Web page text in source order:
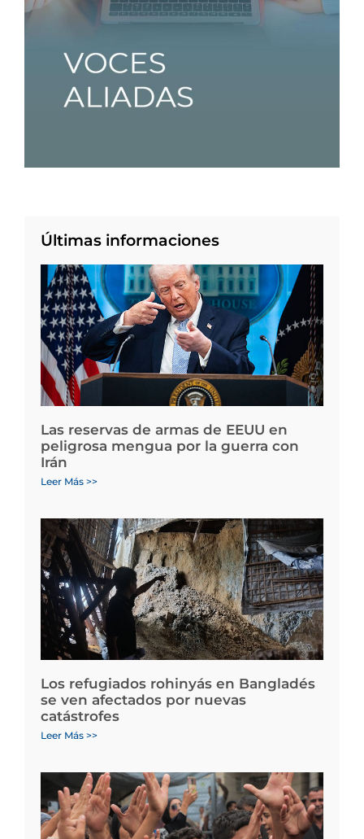
Últimas informaciones
Las reservas de armas de EEUU en
peligrosa mengua por la guerra con
Irán
Leer Más >>
Los refugiados rohinyás en Bangladés
se ven afectados por nuevas
catástrofes
Leer Más >>